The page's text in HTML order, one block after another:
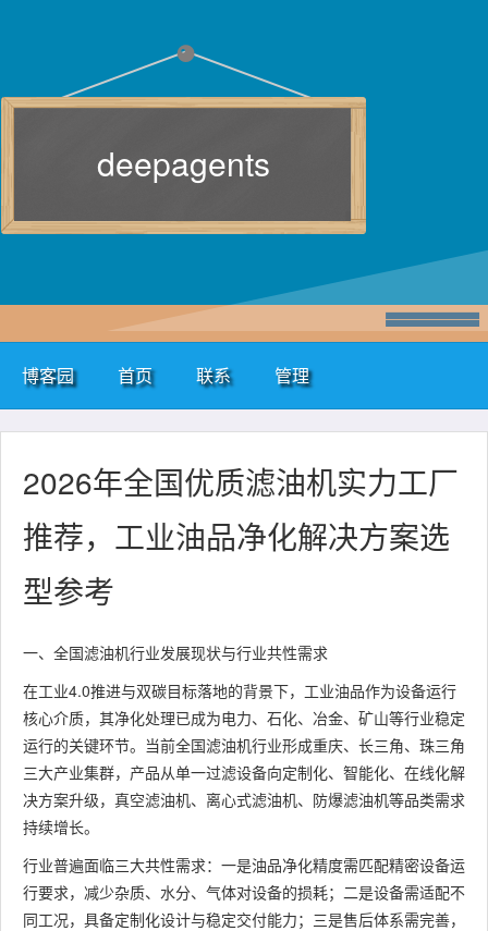
deepagents
博客园 首页 联系 管理
2026年全国优质滤油机实力工厂
推荐，工业油品净化解决方案选
型参考
一、全国滤油机行业发展现状与行业共性需求
在工业4.0推进与双碳目标落地的背景下，工业油品作为设备运行
核心介质，其净化处理已成为电力、石化、冶金、矿山等行业稳定
运行的关键环节。当前全国滤油机行业形成重庆、长三角、珠三角
三大产业集群，产品从单一过滤设备向定制化、智能化、在线化解
决方案升级，真空滤油机、离心式滤油机、防爆滤油机等品类需求
持续增长。
行业普遍面临三大共性需求：一是油品净化精度需匹配精密设备运
行要求，减少杂质、水分、气体对设备的损耗；二是设备需适配不
同工况，具备定制化设计与稳定交付能力；三是售后体系需完善，